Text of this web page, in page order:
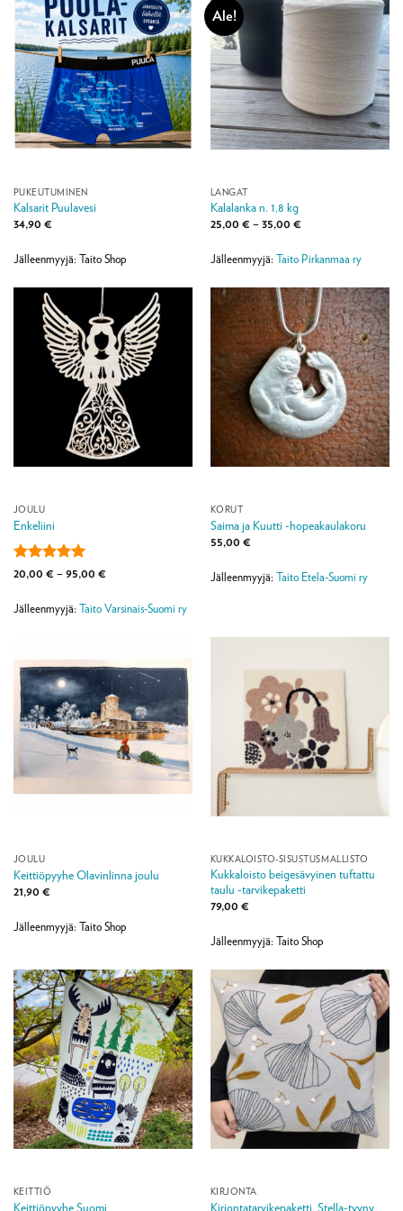
PUKEUTUMINEN
Kalsarit Puulavesi
34,90 €
Jälleenmyyjä: Taito Shop
Ale!
LANGAT
Kalalanka n. 1,8 kg
25,00 € – 35,00 €Hintaluokka:
35,00 €
Jälleenmyyjä: Taito Pirkanmaa ry
JOULU
Enkeliini
Arvostelu
/ 5
20,00 € – 95,00 €Hintaluokka:
95,00 €
Jälleenmyyjä: Taito Varsinais-Suomi ry
KORUT
Saima ja Kuutti -hopeakaulakoru
55,00 €
Jälleenmyyjä: Taito Etela-Suomi ry
JOULU
Keittiöpyyhe Olavinlinna joulu
21,90 €
Jälleenmyyjä: Taito Shop
KUKKALOISTO-SISUSTUSMALLISTO
Kukkaloisto beigesävyinen tuftattu
taulu -tarvikepaketti
79,00 €
Jälleenmyyjä: Taito Shop
KEITTIÖ
Keittiöpyyhe Suomi
KIRJONTA
Kirjontatarvikepaketti, Stella-tyyny